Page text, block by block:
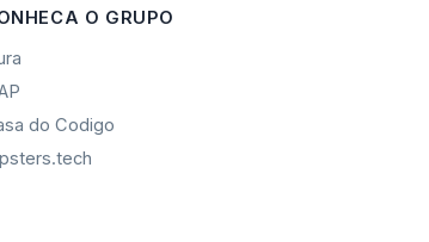
O GRUPO
do Codigo